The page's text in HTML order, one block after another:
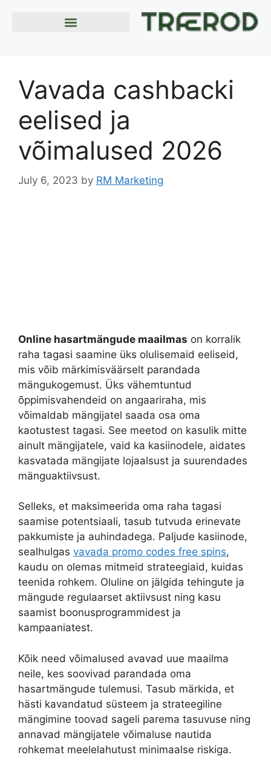
Vavada cashbacki
eelised ja
võimalused 2026
July 6, 2023 by RM Marketing
Online hasartmängude maailmas on korralik
raha tagasi saamine üks olulisemaid eeliseid,
mis võib märkimisväärselt parandada
mängukogemust. Üks vähemtuntud
õppimisvahendeid on angaariraha, mis
võimaldab mängijatel saada osa oma
kaotustest tagasi. See meetod on kasulik mitte
ainult mängijatele, vaid ka kasiinodele, aidates
kasvatada mängijate lojaalsust ja suurendades
mänguaktiivsust.
Selleks, et maksimeerida oma raha tagasi
saamise potentsiaali, tasub tutvuda erinevate
pakkumiste ja auhindadega. Paljude kasiinode,
sealhulgas vavada promo codes free spins,
kaudu on olemas mitmeid strateegiaid, kuidas
teenida rohkem. Oluline on jälgida tehingute ja
mängude regulaarset aktiivsust ning kasu
saamist boonusprogrammidest ja
kampaaniatest.
Kõik need võimalused avavad uue maailma
neile, kes soovivad parandada oma
hasartmängude tulemusi. Tasub märkida, et
hästi kavandatud süsteem ja strateegiline
mängimine toovad sageli parema tasuvuse ning
annavad mängijatele võimaluse nautida
rohkemat meelelahutust minimaalse riskiga.